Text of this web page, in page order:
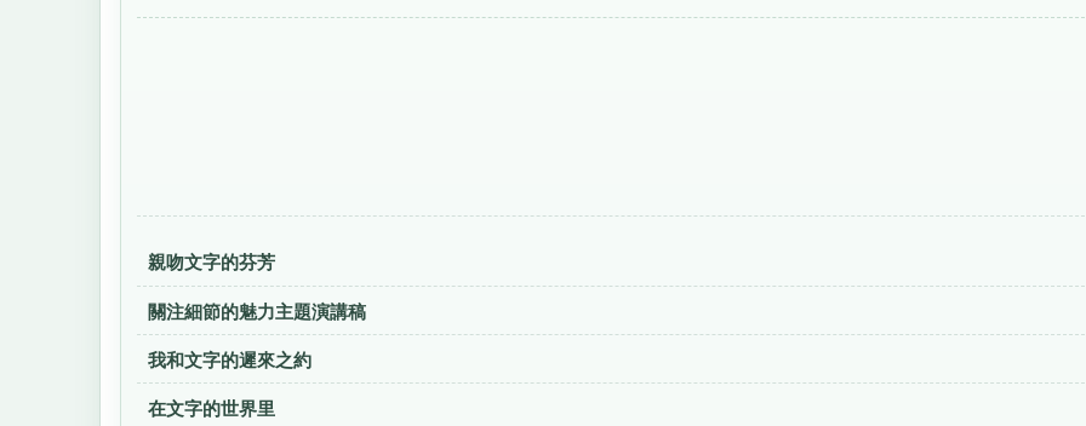
親吻文字的芬芳
關注細節的魅力主題演講稿
我和文字的遲來之約
在文字的世界里